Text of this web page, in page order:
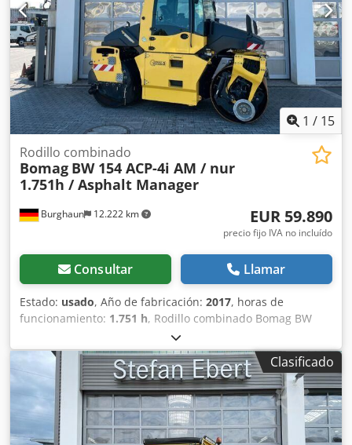
videollamada.
para obtener más información.
1 / 15
Burghaun 12.222 km
Rodillo combinado
Bomag BW 154 ACP-4i AM / nur
1.751h / Asphalt Manager
EUR 59.890
precio fijo IVA no incluído
Consultar Llamar
Estado: usado, Año de fabricación: 2017, horas de
funcionamiento: 1.751 h, Rodillo combinado Bomag BW
154 ACP-4i AM, año de fabricación: 2017, horas de
funcionamiento: solo 1.751 horas, motor: Kubota [55,4
kW/75 CV], sistema Asphalt Manager 2, cortadora de
asfalto a ambos lados, peso: 7.400 kg, tambor con
superficie lisa, buen estado, listo para su uso inmediato. Si
lo desea, le ofreceremos una opción de arrendamiento o
financiación. El Sr. Mihm (tel. ) estará encantado de
Clasificado